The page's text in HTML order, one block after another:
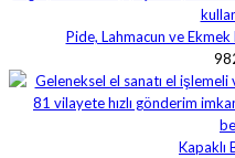
Pide, Lahmacun ve Ekmek
Kapaklı